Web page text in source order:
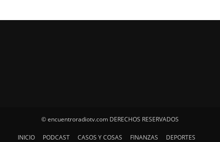
© encuentroradiotv.com DERECHOS RESERVADOS
INICIO PODCAST CASOS Y COSAS FINANZAS DEPORTES